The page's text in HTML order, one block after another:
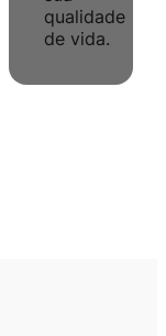
qualidade
de vida.